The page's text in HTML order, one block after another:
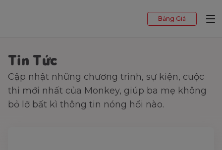
Bảng Giá
Tin Tức
Cập nhật những chương trình, sự kiện, cuộc
thi mới nhất của Monkey, giúp ba mẹ không
bỏ lỡ bất kì thông tin nóng hổi nào.